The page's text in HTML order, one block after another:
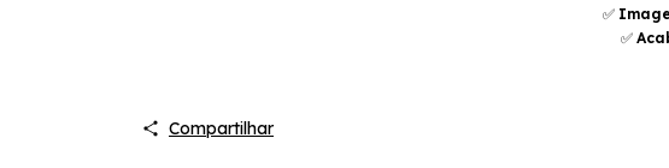
✅
✅
Compartilhar